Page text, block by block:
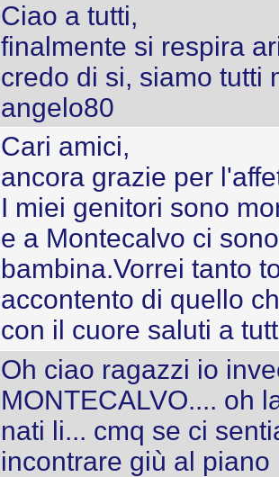
Ciao a tutti,
finalmente si respira
credo di si, siamo tutti
angelo80
Cari amici,
ancora grazie per
I miei genitori sono
e a Montecalvo ci
bambina.Vorrei tanto
accontento di quello
con il cuore saluti a
Oh ciao ragazzi io
MONTECALVO.... oh
nati li... cmq se ci
incontrare giù al